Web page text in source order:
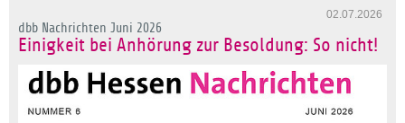
02.07.2026
dbb Nachrichten Juni 2026
Einigkeit bei Anhörung zur Besoldung: So nicht!